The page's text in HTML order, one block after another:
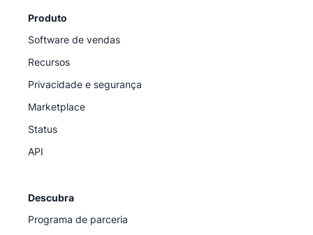
Produto
Software de vendas
Recursos
Privacidade e segurança
Marketplace
Status
API
Descubra
Programa de parceria